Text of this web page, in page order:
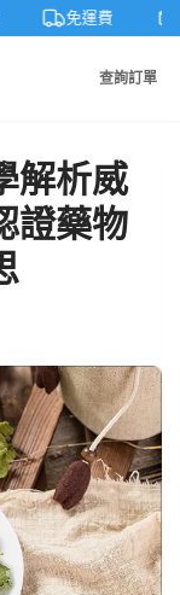
免運費
查詢訂單
解析威
證藥物